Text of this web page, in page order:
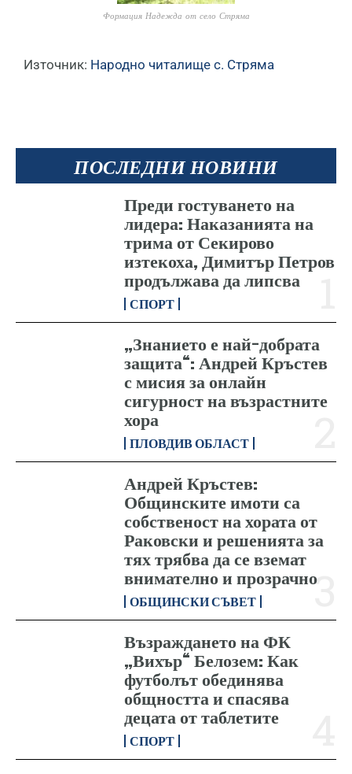
ПОСЛЕДНИ НОВИНИ
Преди гостуването на
лидера: Наказанията на
трима от Секирово
изтекоха, Димитър Петров
продължава да липсва
СПОРТ
„Знанието е най-добрата
защита“: Андрей Кръстев
с мисия за онлайн
сигурност на възрастните
хора
ПЛОВДИВ ОБЛАСТ
Андрей Кръстев:
Общинските имоти са
собственост на хората от
Раковски и решенията за
тях трябва да се вземат
внимателно и прозрачно
ОБЩИНСКИ СЪВЕТ
Възраждането на ФК
„Вихър“ Белозем: Как
футболът обединява
общността и спасява
децата от таблетите
СПОРТ
Формация Надежда от село Стряма
Източник: Народно читалище с. Стряма